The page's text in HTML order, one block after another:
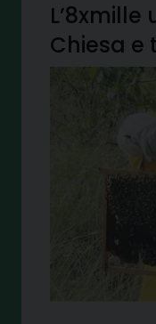
Chiesa e